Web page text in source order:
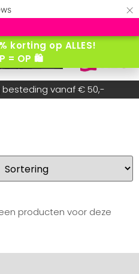
×
AfterPay
collectie
besteding vanaf € 50,-
dag verzonden!
producten voor deze
korting op ALLES!
= OP 🛍️